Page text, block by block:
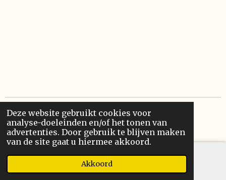
Deze website gebruikt cookies voor
analyse-doeleinden en/of het tonen van
advertenties. Door gebruik te blijven maken
van de site gaat u hiermee akkoord.
Akkoord
© 2022 Kristel Frans
Powered byJouwWeb
E-mailadres